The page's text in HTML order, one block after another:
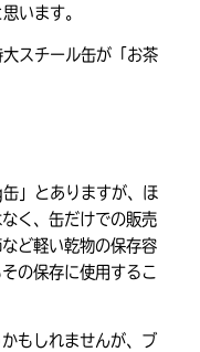
います。
スチール缶が「お茶
」とありますが、ほ
く、缶だけでの販売
ど軽い乾物の保存容
の保存に使用するこ
もしれませんが、ブ